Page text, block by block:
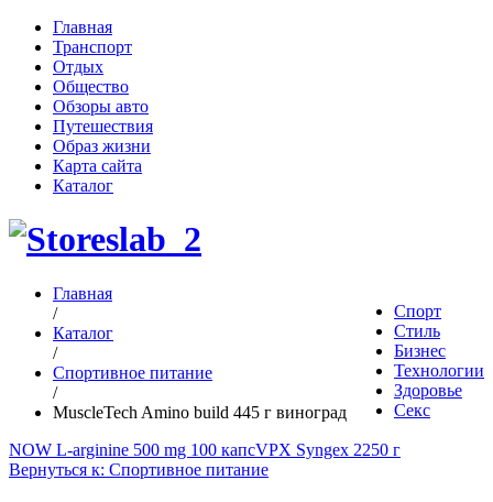
Главная
Транспорт
Отдых
Общество
Обзоры авто
Путешествия
Образ жизни
Карта сайта
Каталог
Спорт
Стиль
Бизнес
Технологии
Здоровье
Секс
Главная
/
Каталог
/
Спортивное питание
/
MuscleTech Amino build 445 г виноград
NOW L-arginine 500 mg 100 капсVPX Syngex 2250 г
Вернуться к: Спортивное питание